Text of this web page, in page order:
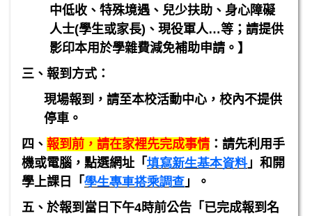
中低收、特殊境遇、兒少扶助、身心障礙
人士(學生或家長)、現役軍人…等；請提供
影印本用於學雜費減免補助申請。】
三、報到方式：
現場報到，請至本校活動中心，校內不提供
停車。
四、 報到前，請在家裡先完成事情 ： 請先利用手
機或電腦，點選網址「填寫新生基本資料」 和開
學上課日
「 學生專車搭乘調查 」
。
五、於報到當日下午4時前公告「已完成報到名